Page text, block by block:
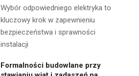
Wybór odpowiedniego elektryka to
kluczowy krok w zapewnieniu
bezpieczeństwa i sprawności
instalacji
Formalności budowlane przy